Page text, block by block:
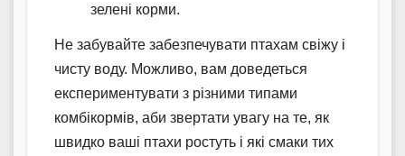
зелені корми.
Не забувайте забезпечувати птахам свіжу і
чисту воду. Можливо, вам доведеться
експериментувати з різними типами
комбікормів, аби звертати увагу на те, як
швидко ваші птахи ростуть і які смаки тих